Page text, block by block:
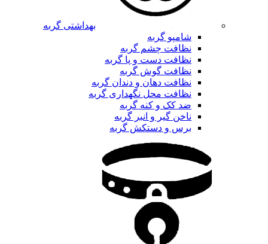
بهداشتی گربه
شامپو گربه
نظافت چشم گربه
نظافت دست و پا گربه
نظافت گوش گربه
نظافت دهان و دندان گربه
نظافت محل نگهداری گربه
ضد کک و کنه گربه
ناخن گیر و انبر گربه
برس و دستکش گربه